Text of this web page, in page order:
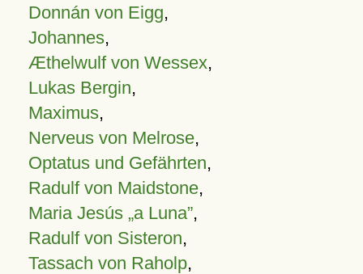
Donnán von Eigg,
Johannes,
Æthelwulf von Wessex,
Lukas Bergin,
Maximus,
Nerveus von Melrose,
Optatus und Gefährten,
Radulf von Maidstone,
Maria Jesús „a Luna”,
Radulf von Sisteron,
Tassach von Raholp,